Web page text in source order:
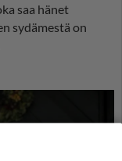
saa hänet
sydämestä on